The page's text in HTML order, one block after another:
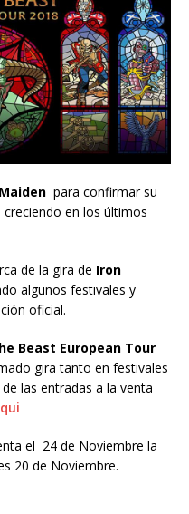
para confirmar su
en los últimos
de la gira de Iron
algunos festivales y
oficial.
Beast European Tour
gira tanto en festivales
las entradas a la venta
el 24 de Noviembre la
20 de Noviembre.